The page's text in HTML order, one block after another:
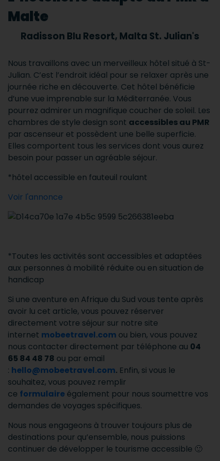
Malte
Radisson Blu Resort, Malta St. Julian's
Nous travaillons avec un merveilleux hôtel situé à St-
Julian. C’est l’endroit idéal pour se relaxer après une
journée riche en découverte. Cet hôtel bénéficie
d’une vue imprenable sur la Méditerranée. Vous
pourrez admirer un magnifique coucher de soleil. Les
chambres de style design sont accessibles au PMR
par ascenseur et possèdent une belle superficie.
Elles comportent tous les services dont vous aurez
besoin pour passer un agréable séjour.
*hôtel accessible en fauteuil roulant
Voir l'annonce
*Toutes les activités sont accessibles et adaptées
aux personnes à mobilité réduite ou en situation de
handicap
Si une aventure en Afrique du Sud vous tente après
avoir lu cet article, vous pouvez réserver
directement votre séjour sur notre site
internet mobeetravel.com ou bien, vous pouvez
nous contacter directement par téléphone au 04
65 84 48 78 ou par email
: hello@mobeetravel.com. Enfin, si vous le
souhaitez, vous pouvez remplir
ce formulaire également pour nous soumettre vos
demandes de voyages spécifiques.
Nous nous engageons à trouver toujours plus de
destinations pour qu’ensemble, nous puissions
continuer de développer le tourisme accessible 🙂